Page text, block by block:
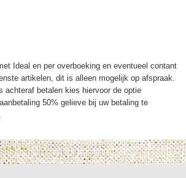
Ideal en per overboeking en eventueel contant
artikelen, dit is alleen mogelijk op afspraak.
achteraf betalen kies hiervoor de optie
50% gelieve bij uw betaling te